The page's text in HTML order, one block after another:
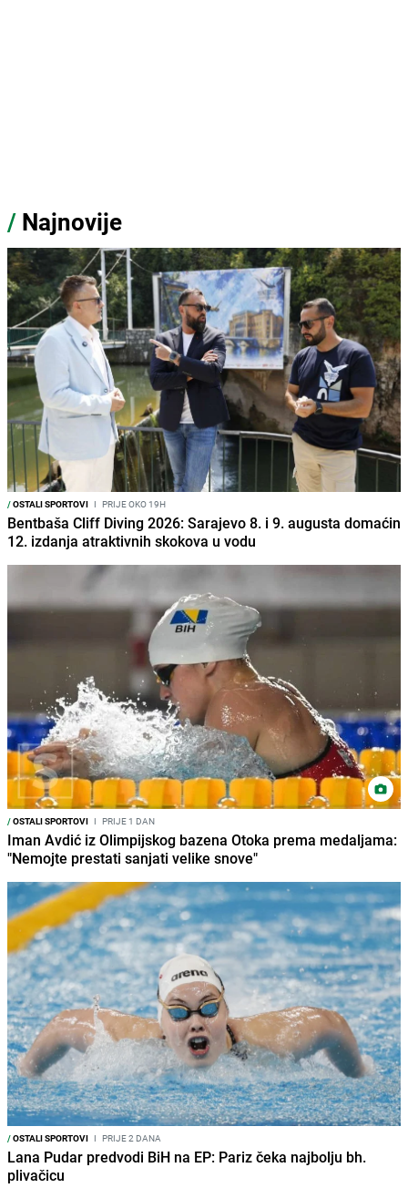
/ Najnovije
/OSTALI SPORTOVI I PRIJE OKO 19H
Bentbaša Cliff Diving 2026: Sarajevo 8. i 9. augusta domaćin
12. izdanja atraktivnih skokova u vodu
/OSTALI SPORTOVI I PRIJE 1 DAN
Iman Avdić iz Olimpijskog bazena Otoka prema medaljama:
"Nemojte prestati sanjati velike snove"
/OSTALI SPORTOVI I PRIJE 2 DANA
Lana Pudar predvodi BiH na EP: Pariz čeka najbolju bh.
plivačicu